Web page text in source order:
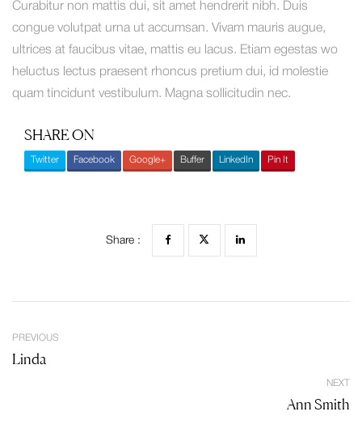
Curabitur non mattis dui, sit amet hendrerit nibh. Duis
congue volutpat urna ut accumsan. Vivam mauris augue,
ultrices at faucibus vitae, mattis eu lacus. Etiam egestas wo
heluctus lectus praesent rhoncus pretium dui, id molestie
quam tincidunt vestibulum. Magna sollicitudin nec.
SHARE ON
Twitter Facebook Google+ Buffer LinkedIn Pin It
Share :
PREVIOUS
Linda
NEXT
Ann Smith